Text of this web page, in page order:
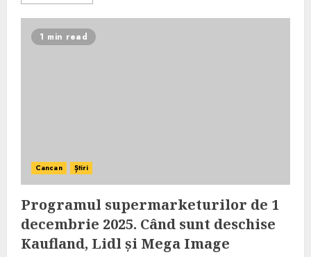
1 min read
Cancan Știri
Programul supermarketurilor de 1
decembrie 2025. Când sunt deschise
Kaufland, Lidl și Mega Image